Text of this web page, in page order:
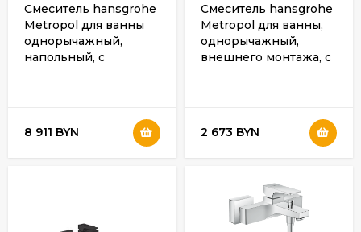
Смеситель hansgrohe
Metropol для ванны
однорычажный,
напольный, с
8 911 BYN
Смеситель hansgrohe
Metropol для ванны,
однорычажный,
внешнего монтажа, с
2 673 BYN